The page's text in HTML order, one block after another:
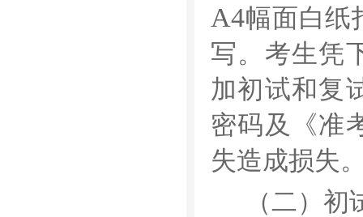
A4幅面白纸
写。考生凭
加初试和复
密码及《准
失造成损失
（二）初